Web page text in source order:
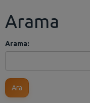
Arama
Arama:
Ara